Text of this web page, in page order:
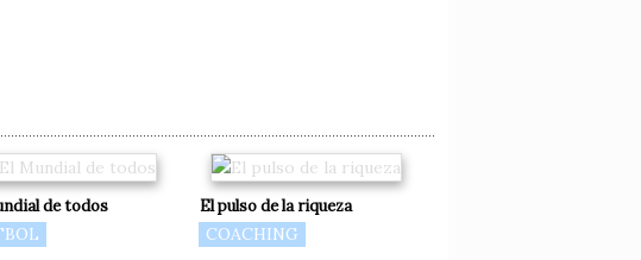
de todos El pulso de la riqueza
COACHING